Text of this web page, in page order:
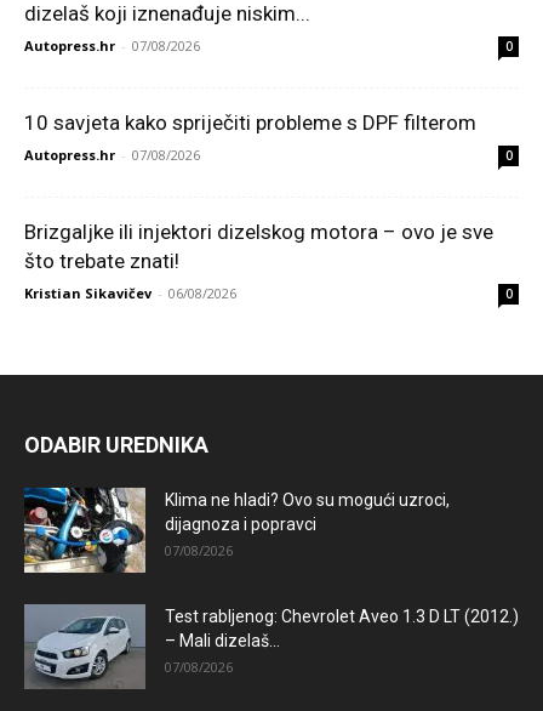
dizelaš koji iznenađuje niskim...
Autopress.hr - 07/08/2026 0
10 savjeta kako spriječiti probleme s DPF filterom
Autopress.hr - 07/08/2026 0
Brizgaljke ili injektori dizelskog motora – ovo je sve
što trebate znati!
Kristian Sikavičev - 06/08/2026 0
ODABIR UREDNIKA
Klima ne hladi? Ovo su mogući uzroci,
dijagnoza i popravci
07/08/2026
Test rabljenog: Chevrolet Aveo 1.3 D LT (2012.)
– Mali dizelaš...
07/08/2026